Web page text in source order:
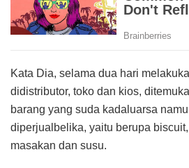
Kata Dia, selama dua hari
didistributor, toko dan kios,
barang yang suda kadaluarsa
diperjualbelika, yaitu berupa
masakan dan susu.